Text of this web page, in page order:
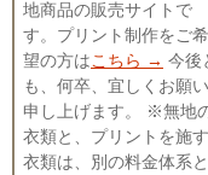
地商品の販売サイトで
す。プリント制作をご希
望の方はこちら → 今後
も、何卒、宜しくお願い
申し上げます。 ※無地
衣類と、プリントを施す
衣類は、別の料金体系と